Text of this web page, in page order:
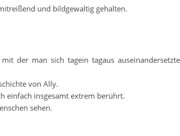
und bildgewaltig gehalten.
der man sich tagein tagaus
von Ally.
einfach insgesamt extrem berührt.
sehen.